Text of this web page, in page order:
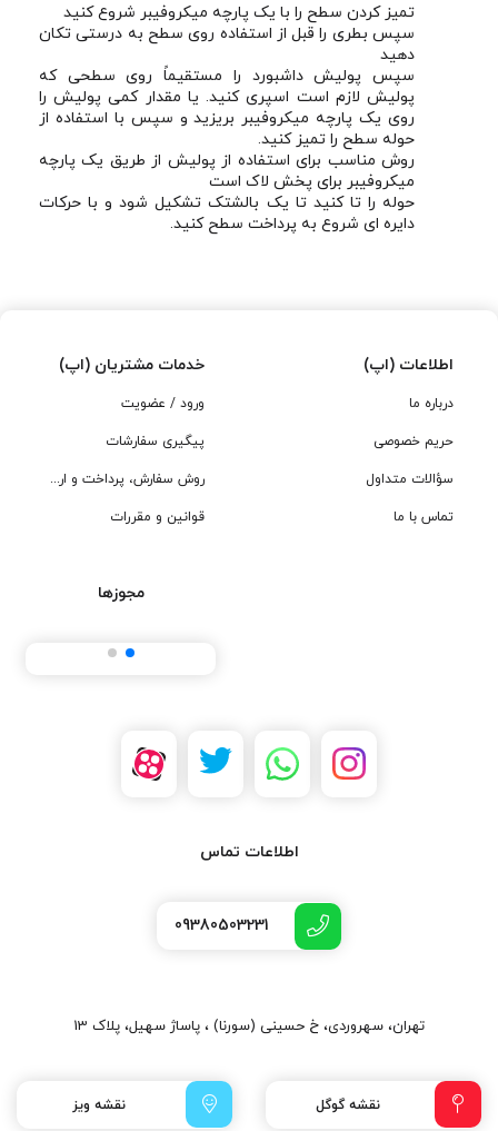
تمیز کردن سطح را با یک پارچه میکروفیبر شروع کنید
سپس بطری را قبل از استفاده روی سطح به درستی تکان
دهید
سپس پولیش داشبورد را مستقیماً روی سطحی که
پولیش لازم است اسپری کنید. یا مقدار کمی پولیش را
روی یک پارچه میکروفیبر بریزید و سپس با استفاده از
حوله سطح را تمیز کنید.
روش مناسب برای استفاده از پولیش از طریق یک پارچه
میکروفیبر برای پخش لاک است
حوله را تا کنید تا یک بالشتک تشکیل شود و با حرکات
دایره ای شروع به پرداخت سطح کنید.
اطلاعات (اپ)
درباره ما
حریم خصوصی
سؤالات متداول
تماس با ما
خدمات مشتریان (اپ)
ورود / عضویت
پیگیری سفارشات
روش سفارش، پرداخت و ارسال
قوانین و مقررات
مجوزها
اطلاعات تماس
09380503231
تهران، سهروردی، خ حسینی (سورنا) ، پاساژ سهیل، پلاک 13
نقشه گوگل نقشه ویز